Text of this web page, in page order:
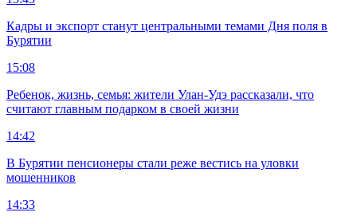
Кадры и экспорт станут центральными темами Дня поля в
Бурятии
15:08
Ребенок, жизнь, семья: жители Улан-Удэ рассказали, что
считают главным подарком в своей жизни
14:42
В Бурятии пенсионеры стали реже вестись на уловки
мошенников
14:33